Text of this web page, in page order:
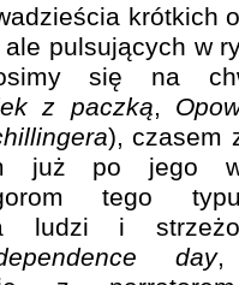
krótkich
pulsujących w
się na
z paczką,
), czasem
już po jego
tego
ludzi i
day